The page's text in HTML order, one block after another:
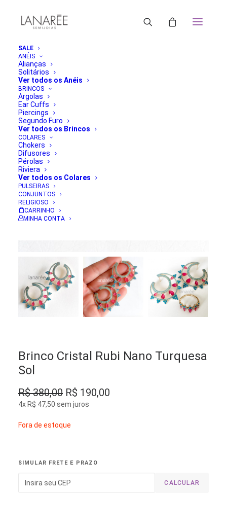
SALE
ANÉIS
Alianças
Solitários
Ver todos os Anéis
BRINCOS
Argolas
Ear Cuffs
Piercings
Segundo Furo
Ver todos os Brincos
COLARES
Chokers
Difusores
Pérolas
Riviera
Ver todos os Colares
PULSEIRAS
CONJUNTOS
RELIGIOSO
CARRINHO
MINHA CONTA
Brinco Cristal Rubi Nano Turquesa
Sol
R$380,00 O
preço
era:
R$ 190,00
4x R$ 47,50 sem juros
Fora de estoque
SIMULAR FRETE E PRAZO
CALCULAR